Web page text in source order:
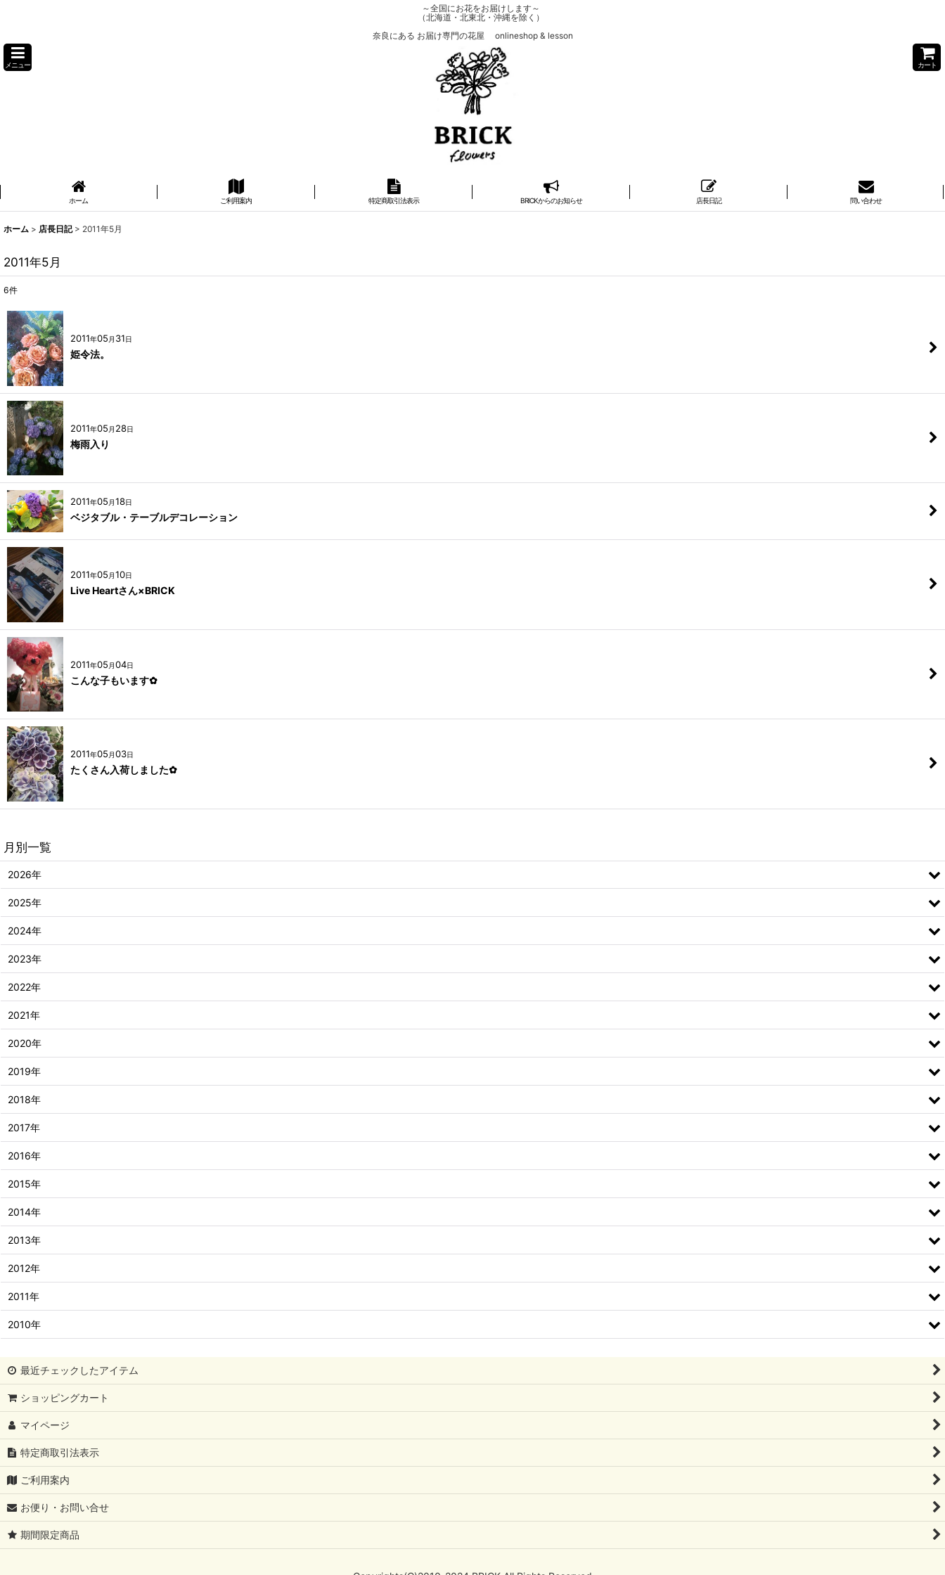
～全国にお花をお届けします～
（北海道・北東北・沖縄を除く）
奈良にある お届け専門の花屋 onlineshop & lesson
メニュー カート
ホーム ご利用案内 特定商取引法表示 BRICKからのお知らせ 店長日記 問い合わせ
ホーム > 店長日記 > 2011年5月
2011年5月
6件
2011年05 月 31日
姫令法。
2011年05 月 28日
梅雨入り
2011年05 月18日
ベジタブル・テーブルデコレーション
2011年05 月10日
Live Heartさん×BRICK
2011年05 月04日
こんな子もいます✿
2011年05 月03日
たくさん入荷しました✿
月別一覧
2026年
2025年
2024年
2023年
2022年
2021年
2020年
2019年
2018年
2017年
2016年
2015年
2014年
2013年
2012年
2011年
2010年
最近チェックしたアイテム
ショッピングカート
マイページ
特定商取引法表示
ご利用案内
お便り・お問い合せ
期間限定商品